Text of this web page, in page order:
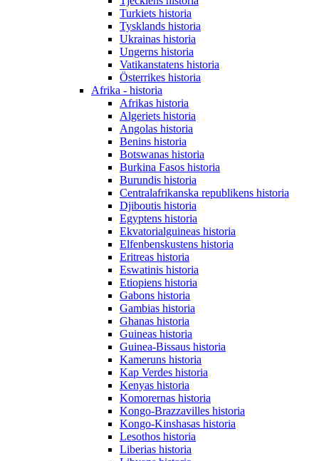
Turkiets historia
Tysklands historia
Ukrainas historia
Ungerns historia
Vatikanstatens historia
Österrikes historia
Afrika - historia
Afrikas historia
Algeriets historia
Angolas historia
Benins historia
Botswanas historia
Burkina Fasos historia
Burundis historia
Centralafrikanska republikens historia
Djiboutis historia
Egyptens historia
Ekvatorialguineas historia
Elfenbenskustens historia
Eritreas historia
Eswatinis historia
Etiopiens historia
Gabons historia
Gambias historia
Ghanas historia
Guineas historia
Guinea-Bissaus historia
Kameruns historia
Kap Verdes historia
Kenyas historia
Komorernas historia
Kongo-Brazzavilles historia
Kongo-Kinshasas historia
Lesothos historia
Liberias historia